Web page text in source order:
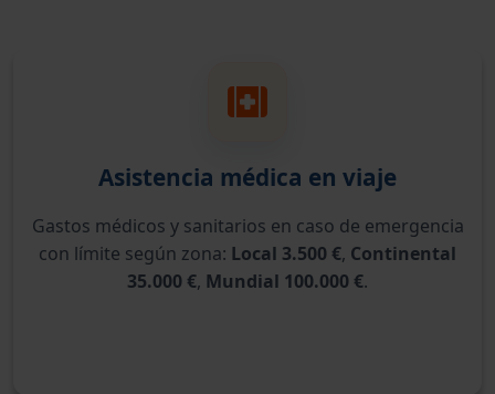
Asistencia médica en viaje
Gastos médicos y sanitarios en caso de emergencia
con límite según zona: Local 3.500 €, Continental
35.000 €, Mundial 100.000 €.